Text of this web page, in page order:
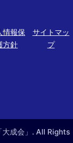
情報保
方針
サイトマッ
プ
成会」. All Rights